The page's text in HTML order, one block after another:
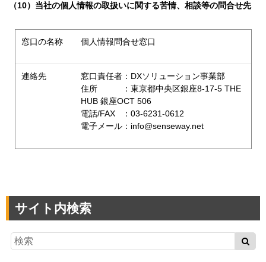
（10）当社の個人情報の取扱いに関する苦情、相談等の問合せ先
窓口の名称 個人情報問合せ窓口
連絡先
窓口責任者：DXソリューション事業部
住所 ：東京都中央区銀座8-17-5 THE
HUB 銀座OCT 506
電話/FAX ：03-6231-0612
電子メール：info@senseway.net
サイト内検索